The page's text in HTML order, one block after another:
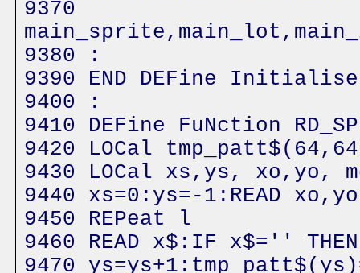
9370
9380 :
9390 END DEFine Initialise
9400 :
9410 DEFine FuNction
9420 LOCal
9430 LOCal xs,ys, xo,yo,
9440 xs=0:ys=-1:READ
9450 REPeat l
9460 READ x$:IF x$=''
9470